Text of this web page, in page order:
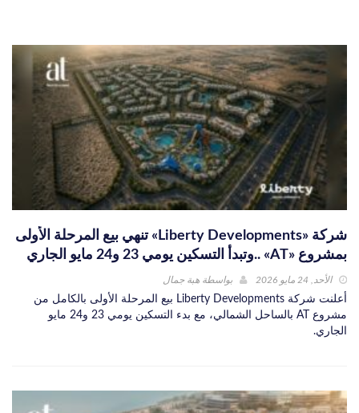
شركة «Liberty Developments» تنهي بيع المرحلة الأولى
بمشروع «AT» ..وتبدأ التسكين يومي 23 و24 مايو الجاري
الأحد, 24 مايو 2026 بواسطة هبة جمال
أعلنت شركة Liberty Developments بيع المرحلة الأولى بالكامل من
مشروع AT بالساحل الشمالي، مع بدء التسكين يومي 23 و24 مايو
الجاري.